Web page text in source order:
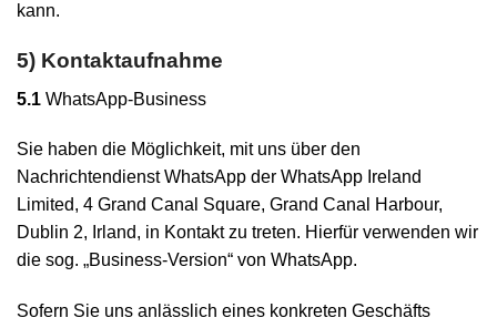
kann.
5) Kontaktaufnahme
5.1 WhatsApp-Business
Sie haben die Möglichkeit, mit uns über den
Nachrichtendienst WhatsApp der WhatsApp Ireland
Limited, 4 Grand Canal Square, Grand Canal Harbour,
Dublin 2, Irland, in Kontakt zu treten. Hierfür verwenden wir
die sog. „Business-Version“ von WhatsApp.
Sofern Sie uns anlässlich eines konkreten Geschäfts